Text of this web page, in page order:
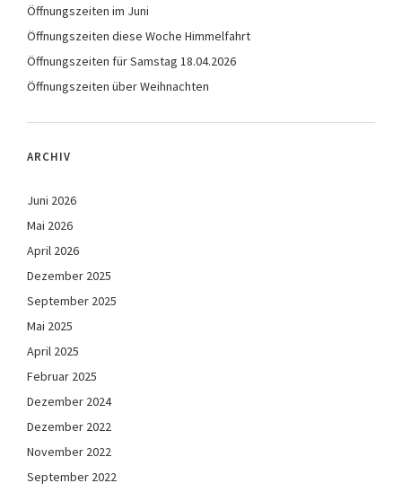
Öffnungszeiten im Juni
Öffnungszeiten diese Woche Himmelfahrt
Öffnungszeiten für Samstag 18.04.2026
Öffnungszeiten über Weihnachten
ARCHIV
Juni 2026
Mai 2026
April 2026
Dezember 2025
September 2025
Mai 2025
April 2025
Februar 2025
Dezember 2024
Dezember 2022
November 2022
September 2022